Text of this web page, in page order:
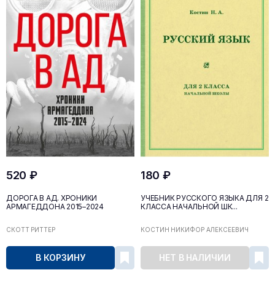
520 ₽
ДОРОГА В АД. ХРОНИКИ
АРМАГЕДДОНА 2015–2024
СКОТТ РИТТЕР
В КОРЗИНУ
180 ₽
УЧЕБНИК РУССКОГО ЯЗЫКА ДЛЯ 2
КЛАССА НАЧАЛЬНОЙ ШК...
КОСТИН НИКИФОР АЛЕКСЕЕВИЧ
НЕТ В НАЛИЧИИ